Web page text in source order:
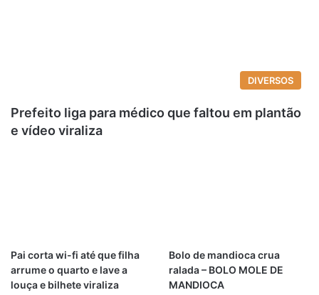
DIVERSOS
Prefeito liga para médico que faltou em plantão
e vídeo viraliza
Pai corta wi-fi até que filha
arrume o quarto e lave a
louça e bilhete viraliza
Bolo de mandioca crua
ralada – BOLO MOLE DE
MANDIOCA